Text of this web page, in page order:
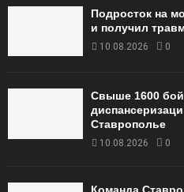
Подросток на
и получил
10.08.2026 0
Свыше 1600
Ставрополье
10.08.2026 0